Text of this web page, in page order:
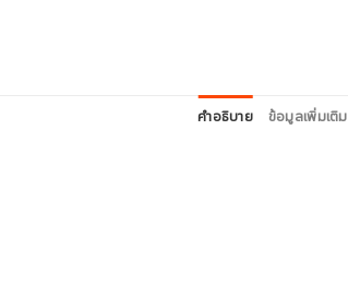
คำอธิบาย ข้อมูลเพิ่มเติม